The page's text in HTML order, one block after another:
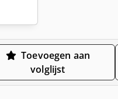
Toevoegen aan
volglijst